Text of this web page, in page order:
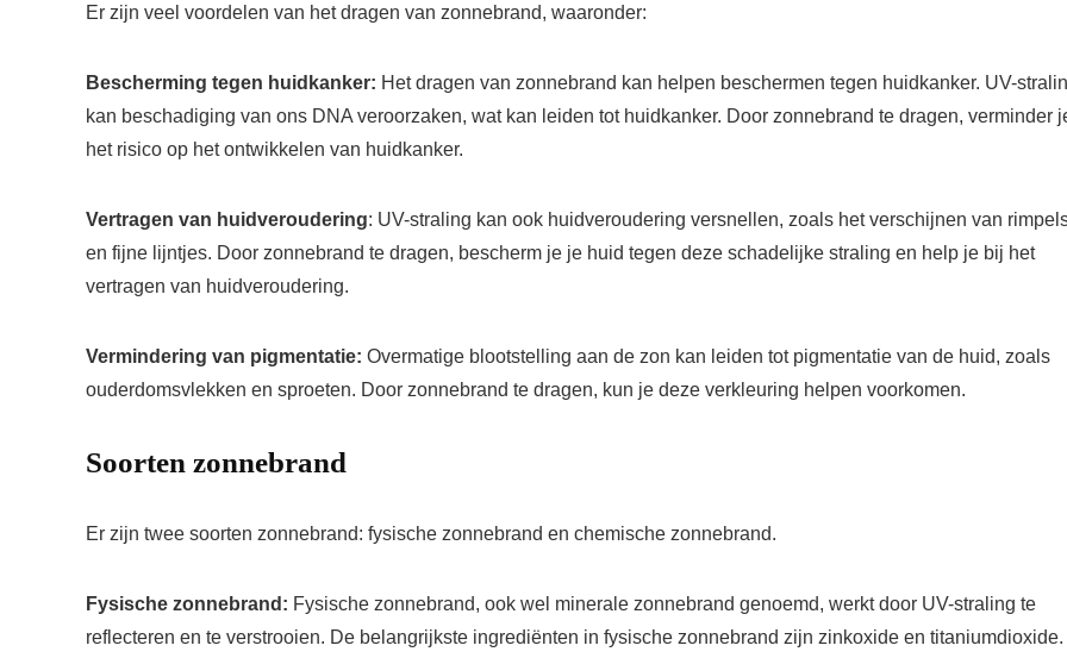
Er zijn veel voordelen van het dragen van zonnebrand, waaronder:
Bescherming tegen huidkanker: Het dragen van zonnebrand kan helpen beschermen tegen huidkanker. UV-
kan beschadiging van ons DNA veroorzaken, wat kan leiden tot huidkanker. Door zonnebrand te dragen, verminder
het risico op het ontwikkelen van huidkanker.
Vertragen van huidveroudering: UV-straling kan ook huidveroudering versnellen, zoals het verschijnen van
en fijne lijntjes. Door zonnebrand te dragen, bescherm je je huid tegen deze schadelijke straling en help je bij het
vertragen van huidveroudering.
Vermindering van pigmentatie: Overmatige blootstelling aan de zon kan leiden tot pigmentatie van de huid, zoals
ouderdomsvlekken en sproeten. Door zonnebrand te dragen, kun je deze verkleuring helpen voorkomen.
Soorten zonnebrand
Er zijn twee soorten zonnebrand: fysische zonnebrand en chemische zonnebrand.
Fysische zonnebrand: Fysische zonnebrand, ook wel minerale zonnebrand genoemd, werkt door UV-straling te
reflecteren en te verstrooien. De belangrijkste ingrediënten in fysische zonnebrand zijn zinkoxide en titaniumdioxide.